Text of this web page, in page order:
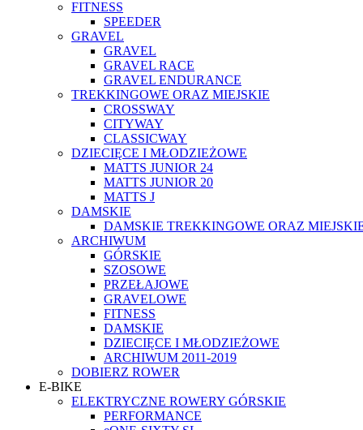
FITNESS
SPEEDER
GRAVEL
GRAVEL
GRAVEL RACE
GRAVEL ENDURANCE
TREKKINGOWE ORAZ MIEJSKIE
CROSSWAY
CITYWAY
CLASSICWAY
DZIECIĘCE I MŁODZIEŻOWE
MATTS JUNIOR 24
MATTS JUNIOR 20
MATTS J
DAMSKIE
DAMSKIE TREKKINGOWE ORAZ
ARCHIWUM
GÓRSKIE
SZOSOWE
PRZEŁAJOWE
GRAVELOWE
FITNESS
DAMSKIE
DZIECIĘCE I MŁODZIEŻOWE
ARCHIWUM 2011-2019
DOBIERZ ROWER
E-BIKE
ELEKTRYCZNE ROWERY GÓRSKIE
PERFORMANCE